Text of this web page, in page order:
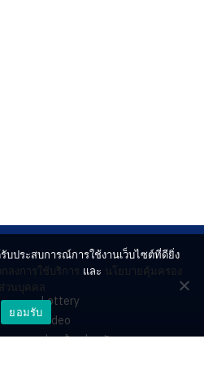
Lottery
Video
ร่วมด้วยช่วยกัน
บประสบการณ์การใช้งานเว็บไซต์ที่ดียิ่ง
ลงการใช้บริการ และ นโยบายคุ้มครอง
ส่วนบุคคล
ยอมรับ